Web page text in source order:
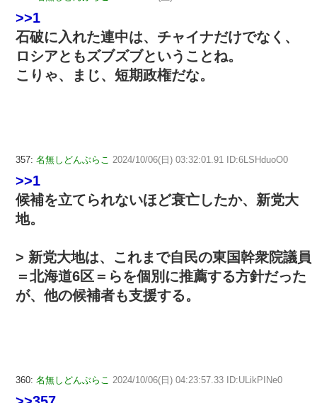
>>1
石破に入れた連中は、チャイナだけでなく、
ロシアともズブズブということね。
こりゃ、まじ、短期政権だな。
357: 名無しどんぶらこ 2024/10/06(日) 03:32:01.91 ID:6LSHduoO0
>>1
候補を立てられないほど衰亡したか、新党大
地。
> 新党大地は、これまで自民の東国幹衆院議員
＝北海道6区＝らを個別に推薦する方針だった
が、他の候補者も支援する。
360: 名無しどんぶらこ 2024/10/06(日) 04:23:57.33 ID:ULikPINe0